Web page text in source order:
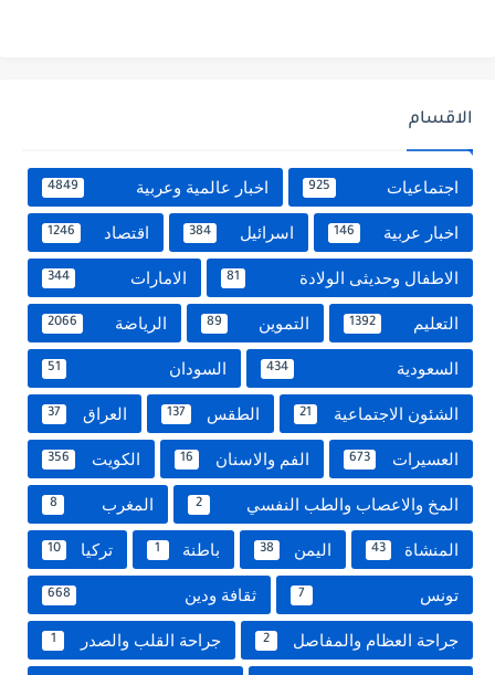
الاقسام
اجتماعيات 925 اخبار عالمية وعربية 4849
اخبار عربية 146 اسرائيل 384 اقتصاد 1246
الاطفال وحديثى الولادة 81 الامارات 344
التعليم 1392 التموين 89 الرياضة 2066
السعودية 434 السودان 51
الشئون الاجتماعية 21 الطقس 137 العراق 37
العسيرات 673 الفم والاسنان 16 الكويت 356
المخ والاعصاب والطب النفسي 2 المغرب 8
المنشاة 43 اليمن 38 باطنة 1 تركيا 10
تونس 7 ثقافة ودين 668
جراحة العظام والمفاصل 2 جراحة القلب والصدر 1